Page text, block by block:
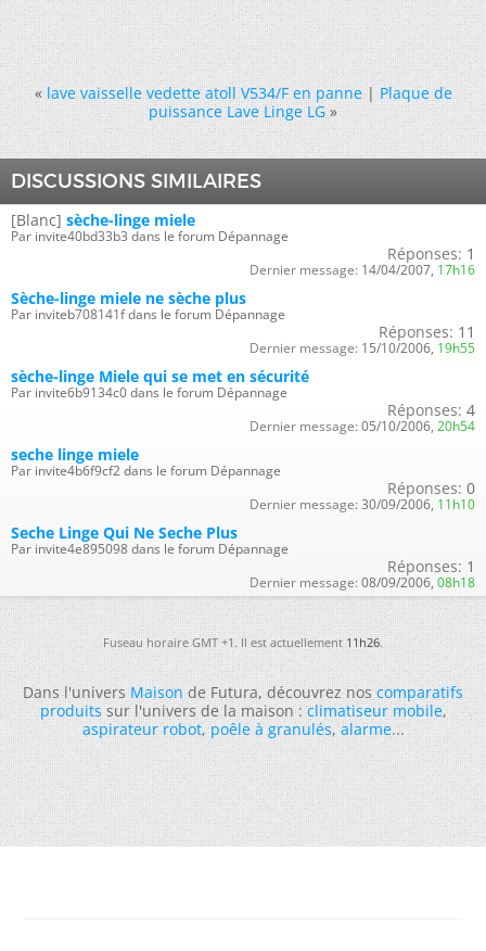
« lave vaisselle vedette atoll V534/F en panne|Plaque de
puissance Lave Linge LG »
DISCUSSIONS SIMILAIRES
[Blanc] sèche-linge miele
Par invite40bd33b3 dans le forum Dépannage
Réponses: 1
Dernier message: 14/04/2007, 17h16
Sèche-linge miele ne sèche plus
Par inviteb708141f dans le forum Dépannage
Réponses: 11
Dernier message: 15/10/2006, 19h55
sèche-linge Miele qui se met en sécurité
Par invite6b9134c0 dans le forum Dépannage
Réponses: 4
Dernier message: 05/10/2006, 20h54
seche linge miele
Par invite4b6f9cf2 dans le forum Dépannage
Réponses: 0
Dernier message: 30/09/2006, 11h10
Seche Linge Qui Ne Seche Plus
Par invite4e895098 dans le forum Dépannage
Réponses: 1
Dernier message: 08/09/2006, 08h18
Fuseau horaire GMT +1. Il est actuellement11h26.
Dans l'universMaisonde Futura, découvrez noscomparatifs
produitssur l'univers de la maison :climatiseur mobile,
aspirateur robot,poêle à granulés,alarme...